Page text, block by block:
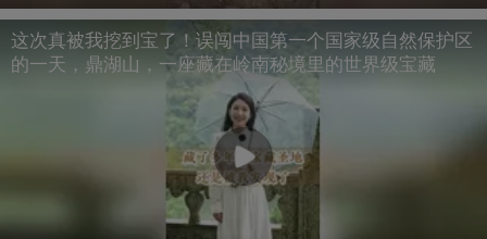
这次真被我挖到宝了！误闯中国第一个国家级自然保护区
的一天，鼎湖山，一座藏在岭南秘境里的世界级宝藏